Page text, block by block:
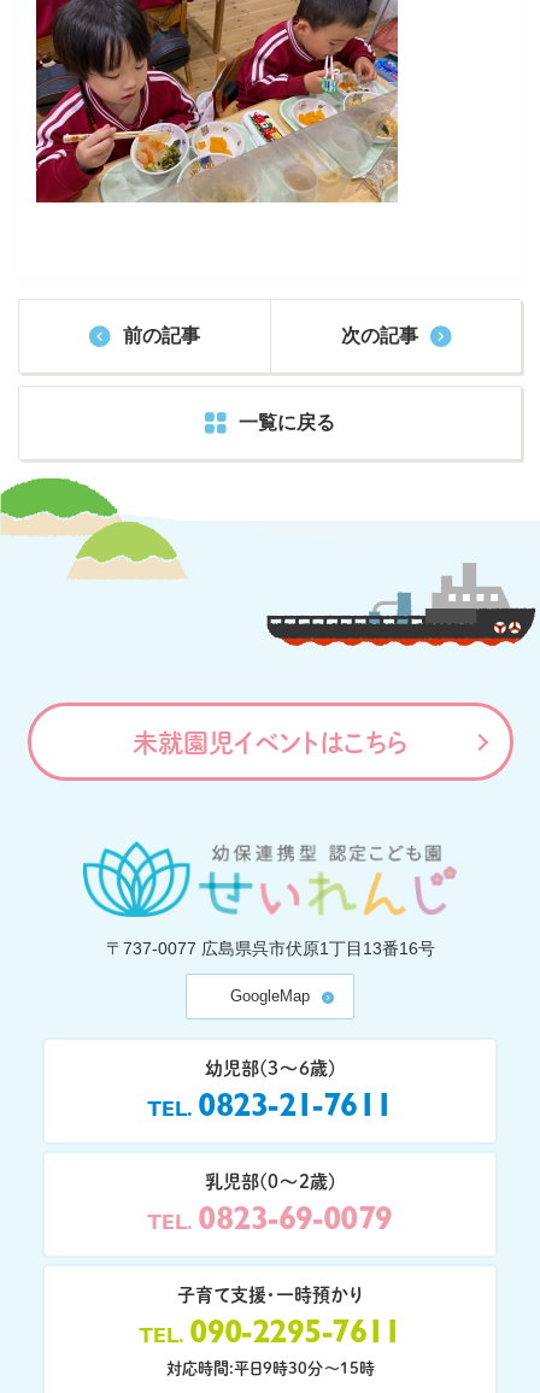
前の記事
一覧に戻る
次の記事
未就園児イベントはこちら
〒737-0077 広島県呉市伏原1丁目13番16号
GoogleMap
幼児部(3〜6歳)
TEL 0823-21-7611
乳児部(0〜2歳)
TEL 0823-69-0079
子育て支援・一時預かり
TEL 090-2295-7611
対応時間:平日9時30分〜15時